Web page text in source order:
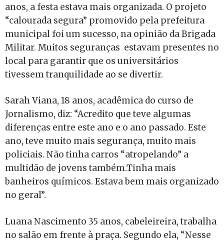
anos, a festa estava mais organizada. O projeto
“calourada segura” promovido pela prefeitura
municipal foi um sucesso, na opinião da Brigada
Militar. Muitos seguranças estavam presentes no
local para garantir que os universitários
tivessem tranquilidade ao se divertir.
Sarah Viana, 18 anos, acadêmica do curso de
Jornalismo, diz: “Acredito que teve algumas
diferenças entre este ano e o ano passado. Este
ano, teve muito mais segurança, muito mais
policiais. Não tinha carros “atropelando” a
multidão de jovens também.Tinha mais
banheiros químicos. Estava bem mais organizado
no geral”.
Luana Nascimento 35 anos, cabeleireira, trabalha
no salão em frente à praça. Segundo ela, “Nesse